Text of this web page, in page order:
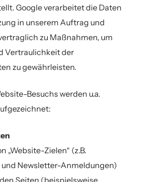
Google verarbeitet die Daten
in unserem Auftrag und
zu Maßnahmen, um
Vertraulichkeit der
zu gewährleisten.
Besuchs werden u.a.
„Website-Zielen“ (z.B.
Newsletter-Anmeldungen)
Seiten (beispielsweise